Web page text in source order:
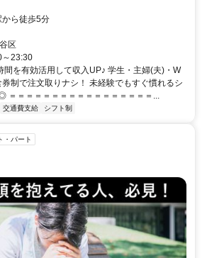
婦(夫)活躍中／NO VISA SUPPORT
戸駅から徒歩5分
区
～23:30
間を有効活用して収入UP♪ 学生・主婦(夫)・W
制で注文取りナシ！ 未経験でもすぐ慣れるシ
＝＝＝＝＝＝＝＝＝＝＝＝＝＝＝＝＝...
交通費支給 シフト制
・パート